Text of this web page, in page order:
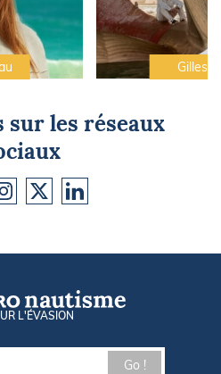
Gilles
sur les réseaux
L'ÉVASION
Go !